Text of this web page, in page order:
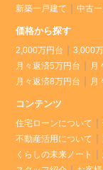
新築一戸建て 中古
価格から探す
2,000万円台 3,000
月々返済5万円台
月
月々返済8万円台
月
コンテンツ
住宅ローンについて
不動産活用について
くらしの未来ノート